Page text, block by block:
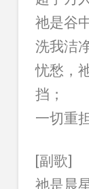
祂是谷
洗我洁
忧愁，
挡；
一切重
[副歌]
祂是晨